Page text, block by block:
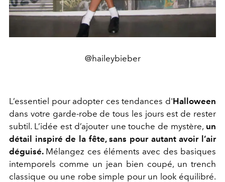
@haileybieber
L’essentiel pour adopter ces tendances d'Halloween
dans votre garde-robe de tous les jours est de rester
subtil. L’idée est d’ajouter une touche de mystère, un
détail inspiré de la fête, sans pour autant avoir l’air
déguisé. Mélangez ces éléments avec des basiques
intemporels comme un jean bien coupé, un trench
classique ou une robe simple pour un look équilibré.